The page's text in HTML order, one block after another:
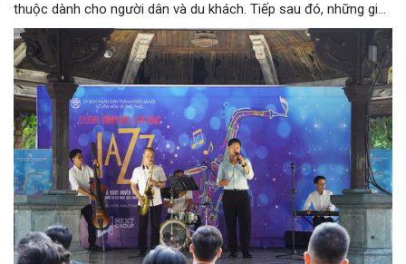
thuộc dành cho người dân và du khách. Tiếp sau đó, những giai
điệu jazz kinh điển của thế giới lần lượt cất lên qua phần biểu
diễn của NSƯT Quyền Văn Minh và các nghệ sĩ Bình Minh Jazz
Club, mở ra một không gian âm nhạc giàu cảm xúc ngay giữa
trung tâm Thủ đô.